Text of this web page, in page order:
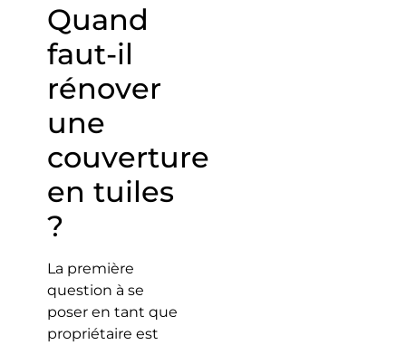
Quand
faut-il
rénover
une
couverture
en tuiles
?
La première
question à se
poser en tant que
propriétaire est